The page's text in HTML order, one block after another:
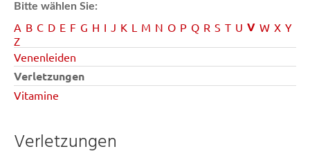
Bitte wählen Sie:
A B C D E F G H I J K L M N O P Q R S T U V W X Y
Z
Venenleiden
Verletzungen
Vitamine
Verletzungen